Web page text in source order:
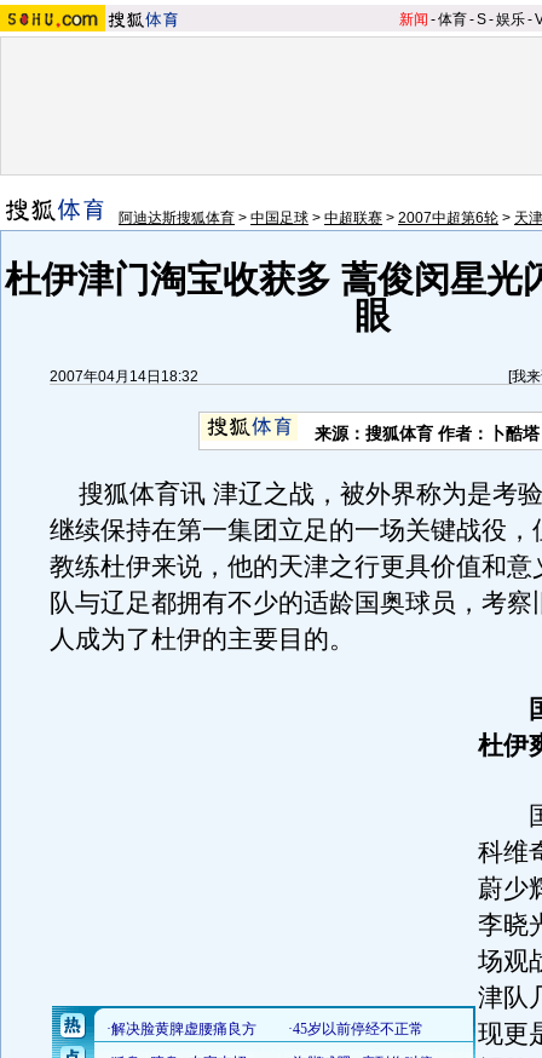
新闻 -体育-S-娱乐-
阿迪达斯搜狐体育 > 中国足球 > 中超联赛 > 2007中超第6轮 > 天
杜伊津门淘宝收获多 蒿俊闵星光
眼
2007年04月14日18:32 [我
来源：搜狐体育 作者：卜酷塔
搜狐体育讯 津辽之战，被外界称为是考
继续保持在第一集团立足的一场关键战役，
教练杜伊来说，他的天津之行更具价值和意
队与辽足都拥有不少的适龄国奥球员，考察
人成为了杜伊的主要目的。
国
杜伊
国
科维
蔚少
李晓
场观
津队
现更